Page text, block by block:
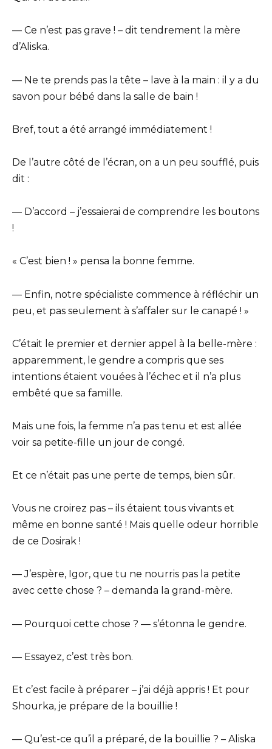
— Ce n’est pas grave ! – dit tendrement la mère
d’Aliska.
— Ne te prends pas la tête – lave à la main : il y a du
savon pour bébé dans la salle de bain !
Bref, tout a été arrangé immédiatement !
De l’autre côté de l’écran, on a un peu soufflé, puis
dit :
— D’accord – j’essaierai de comprendre les boutons
!
« C’est bien ! » pensa la bonne femme.
— Enfin, notre spécialiste commence à réfléchir un
peu, et pas seulement à s’affaler sur le canapé ! »
C’était le premier et dernier appel à la belle-mère :
apparemment, le gendre a compris que ses
intentions étaient vouées à l’échec et il n’a plus
embêté que sa famille.
Mais une fois, la femme n’a pas tenu et est allée
voir sa petite-fille un jour de congé.
Et ce n’était pas une perte de temps, bien sûr.
Vous ne croirez pas – ils étaient tous vivants et
même en bonne santé ! Mais quelle odeur horrible
de ce Dosirak !
— J’espère, Igor, que tu ne nourris pas la petite
avec cette chose ? – demanda la grand-mère.
— Pourquoi cette chose ? — s’étonna le gendre.
— Essayez, c’est très bon.
Et c’est facile à préparer – j’ai déjà appris ! Et pour
Shourka, je prépare de la bouillie !
— Qu’est-ce qu’il a préparé, de la bouillie ? – Aliska